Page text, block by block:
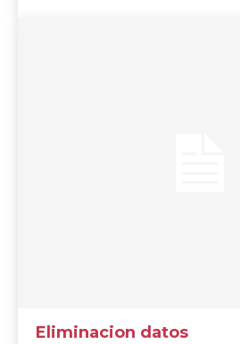
Eliminacion datos